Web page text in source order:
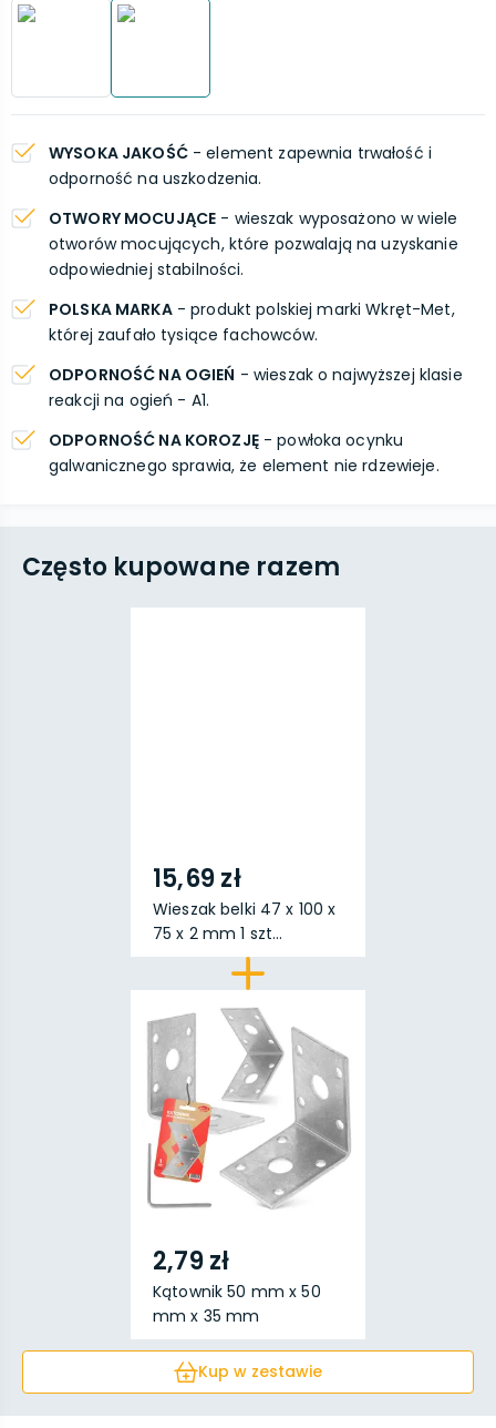
WYSOKA JAKOŚĆ- element zapewnia trwałość i
odporność na uszkodzenia.
OTWORY MOCUJĄCE - wieszak wyposażono w wiele
otworów mocujących, które pozwalają na uzyskanie
odpowiedniej stabilności.
POLSKA MARKA- produkt polskiej marki Wkręt-Met,
której zaufało tysiące fachowców.
ODPORNOŚĆ NA OGIEŃ - wieszak o najwyższej klasie
reakcji na ogień - A1.
ODPORNOŚĆ NA KOROZJĘ- powłoka ocynku
galwanicznego sprawia, że element nie rdzewieje.
Często kupowane razem
15,69 zł
Wieszak belki 47 x 100 x
75 x 2 mm 1 szt...
2,79 zł
Kątownik 50 mm x 50
mm x 35 mm
Kup w zestawie